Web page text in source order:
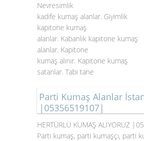
Nevresimlik
kadife kumaş alanlar. Giyimlik
kapitone kumaş
alanlar. Kabanlık kapitone kumaş
alanlar. Kapitone
kumaş alınır. Kapitone kumaş
satanlar. Tabi tane
Parti Kumaş Alanlar
|05356519107|
HERTÜRLÜ KUMAŞ ALIYORUZ
Parti kumaş, parti kumaşçı, parti